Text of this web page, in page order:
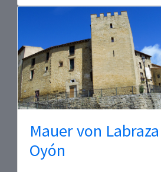
Mauer von
Oyón